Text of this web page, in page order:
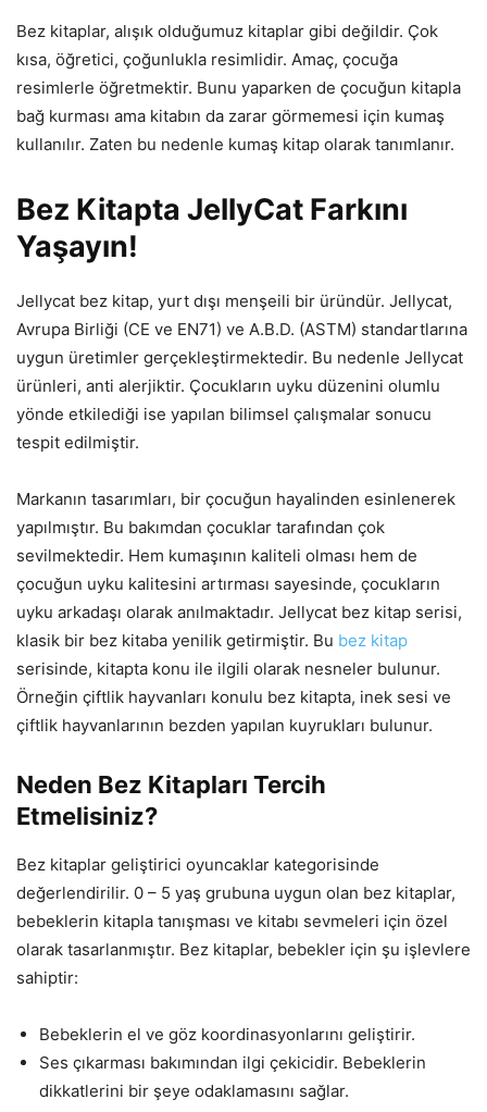
Bez kitaplar, alışık olduğumuz kitaplar gibi değildir. Çok
kısa, öğretici, çoğunlukla resimlidir. Amaç, çocuğa
resimlerle öğretmektir. Bunu yaparken de çocuğun kitapla
bağ kurması ama kitabın da zarar görmemesi için kumaş
kullanılır. Zaten bu nedenle kumaş kitap olarak tanımlanır.
Bez Kitapta JellyCat Farkını
Yaşayın!
Jellycat bez kitap, yurt dışı menşeili bir üründür. Jellycat,
Avrupa Birliği (CE ve EN71) ve A.B.D. (ASTM) standartlarına
uygun üretimler gerçekleştirmektedir. Bu nedenle Jellycat
ürünleri, anti alerjiktir. Çocukların uyku düzenini olumlu
yönde etkilediği ise yapılan bilimsel çalışmalar sonucu
tespit edilmiştir.
Markanın tasarımları, bir çocuğun hayalinden esinlenerek
yapılmıştır. Bu bakımdan çocuklar tarafından çok
sevilmektedir. Hem kumaşının kaliteli olması hem de
çocuğun uyku kalitesini artırması sayesinde, çocukların
uyku arkadaşı olarak anılmaktadır. Jellycat bez kitap serisi,
klasik bir bez kitaba yenilik getirmiştir. Bu bez kitap
serisinde, kitapta konu ile ilgili olarak nesneler bulunur.
Örneğin çiftlik hayvanları konulu bez kitapta, inek sesi ve
çiftlik hayvanlarının bezden yapılan kuyrukları bulunur.
Neden Bez Kitapları Tercih
Etmelisiniz?
Bez kitaplar geliştirici oyuncaklar kategorisinde
değerlendirilir. 0 – 5 yaş grubuna uygun olan bez kitaplar,
bebeklerin kitapla tanışması ve kitabı sevmeleri için özel
olarak tasarlanmıştır. Bez kitaplar, bebekler için şu işlevlere
sahiptir:
Bebeklerin el ve göz koordinasyonlarını geliştirir.
Ses çıkarması bakımından ilgi çekicidir. Bebeklerin
dikkatlerini bir şeye odaklamasını sağlar.